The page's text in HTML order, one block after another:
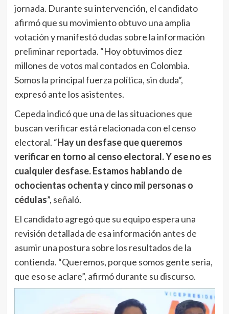
jornada. Durante su intervención, el candidato
afirmó que su movimiento obtuvo una amplia
votación y manifestó dudas sobre la información
preliminar reportada. “Hoy obtuvimos diez
millones de votos mal contados en Colombia.
Somos la principal fuerza política, sin duda”,
expresó ante los asistentes.
Cepeda indicó que una de las situaciones que
buscan verificar está relacionada con el censo
electoral. “Hay un desfase que queremos
verificar en torno al censo electoral. Y ese no es
cualquier desfase. Estamos hablando de
ochocientas ochenta y cinco mil personas o
cédulas”, señaló.
El candidato agregó que su equipo espera una
revisión detallada de esa información antes de
asumir una postura sobre los resultados de la
contienda. “Queremos, porque somos gente seria,
que eso se aclare”, afirmó durante su discurso.